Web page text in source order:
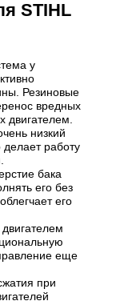
STIHL
у
Резиновые
вредных
двигателем.
низкий
работу
бака
его без
его
еще
при